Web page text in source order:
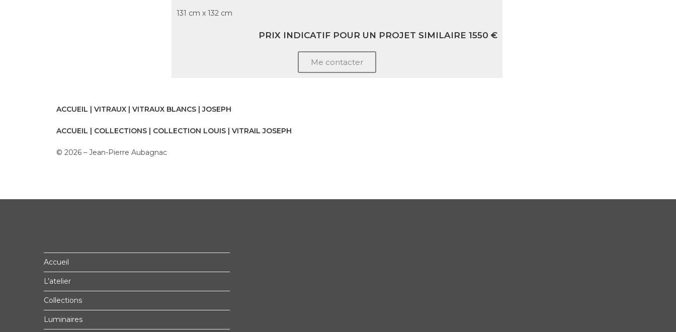
131 cm x 132 cm
PRIX INDICATIF POUR UN PROJET SIMILAIRE 1550 €
Me contacter
ACCUEIL | VITRAUX | VITRAUX BLANCS | JOSEPH
ACCUEIL | COLLECTIONS | COLLECTION LOUIS | VITRAIL JOSEPH
© 2026 – Jean-Pierre Aubagnac
Accueil
L’atelier
Collections
Luminaires